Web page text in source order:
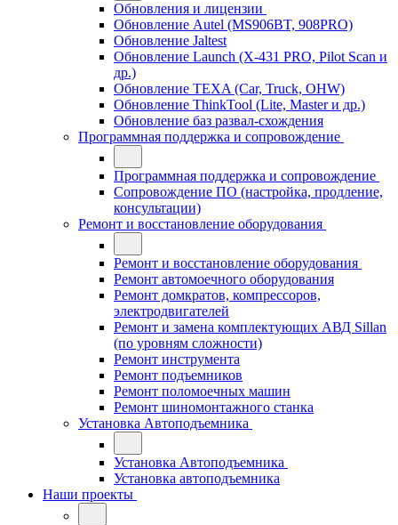
Обновления и лицензии
Обновление Autel (MS906BT, 908PRO)
Обновление Jaltest
Обновление Launch (X-431 PRO, Pilot Scan и
др.)
Обновление TEXA (Car, Truck, OHW)
Обновление ThinkTool (Lite, Master и др.)
Обновление баз развал-схождения
Программная поддержка и сопровождение
Программная поддержка и сопровождение
Сопровождение ПО (настройка, продление,
консультации)
Ремонт и восстановление оборудования
Ремонт и восстановление оборудования
Ремонт автомоечного оборудования
Ремонт домкратов, компрессоров,
электродвигателей
Ремонт и замена комплектующих АВД Sillan
(по уровням сложности)
Ремонт инструмента
Ремонт подъемников
Ремонт поломоечных машин
Ремонт шиномонтажного станка
Установка Автоподъемника
Установка Автоподъемника
Установка автоподъемника
Наши проекты